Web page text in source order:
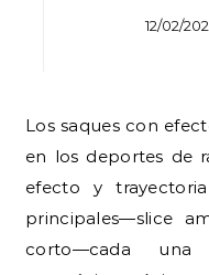
12/02/
Los saques con efecto slice son una técnica crucial
en los deportes de
efecto y
principales—slice
corto—cada